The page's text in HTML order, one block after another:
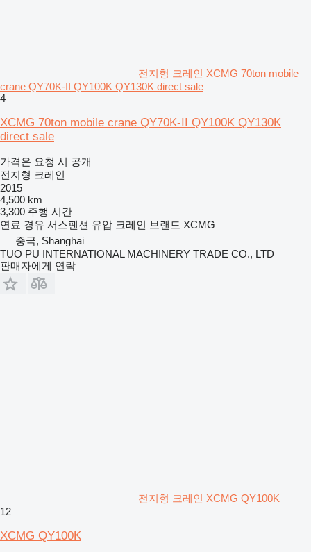
전지형 크레인 XCMG 70ton mobile
crane QY70K-II QY100K QY130K direct sale
4
XCMG 70ton mobile crane QY70K-II QY100K QY130K
direct sale
가격은 요청 시 공개
전지형 크레인
2015
4,500 km
3,300 주행 시간
연료 경유 서스펜션 유압 크레인 브랜드 XCMG
중국, Shanghai
TUO PU INTERNATIONAL MACHINERY TRADE CO., LTD
판매자에게 연락
전지형 크레인 XCMG QY100K
12
XCMG QY100K